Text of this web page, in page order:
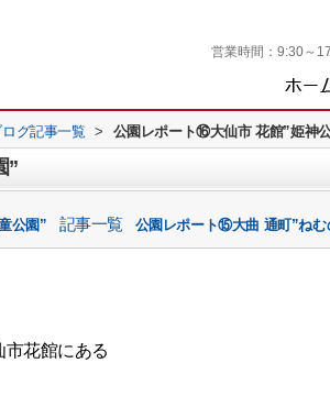
営業時間： 9:30～
グ記事一覧 > 公園レポート⑯大仙市 花館”姫神
”
公園” 記事一覧 公園レポート⑮大曲 通町”ね
花館にある